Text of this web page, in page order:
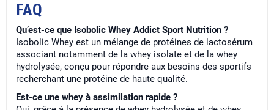
FAQ
Qu’est-ce que Isobolic Whey Addict Sport Nutrition ?
Isobolic Whey est un mélange de protéines de lactosérum
associant notamment de la whey isolate et de la whey
hydrolysée, conçu pour répondre aux besoins des sportifs
recherchant une protéine de haute qualité.
Est-ce une whey à assimilation rapide ?